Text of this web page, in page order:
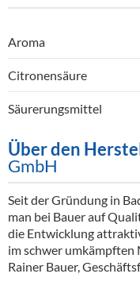
Aroma
Citronensäure
Säurerungsmittel
Über den
GmbH
Seit der Gründung in
man bei Bauer auf
die Entwicklung
im schwer umkämpften
Rainer Bauer,